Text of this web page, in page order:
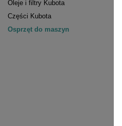
Oleje i filtry Kubota
Części Kubota
Osprzęt do maszyn